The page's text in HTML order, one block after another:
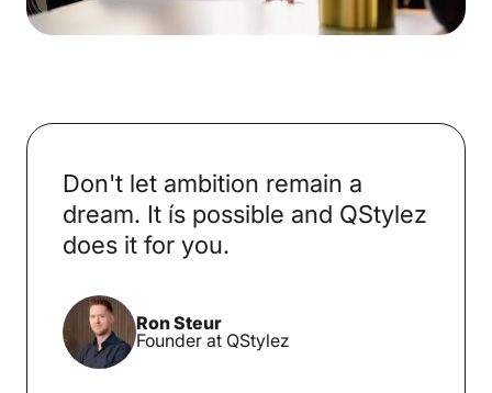
Don't let ambition remain a
dream. It ís possible and QStylez
does it for you.
Ron Steur
Founder at QStylez